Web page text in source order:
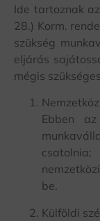
Ide tartoznak
28.) Korm.
szükség
eljárás
mégis
Ebben
be.
Külföldi